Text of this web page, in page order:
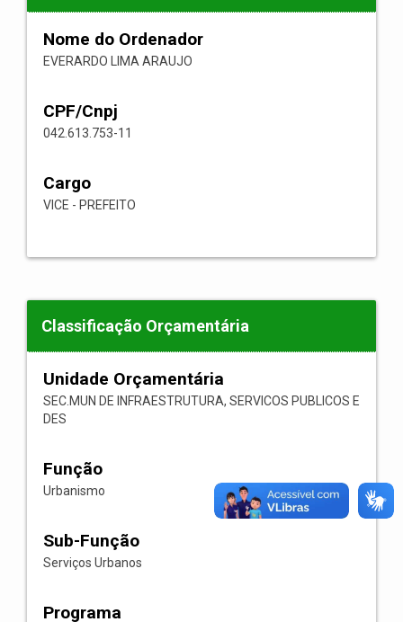
Nome do Ordenador
EVERARDO LIMA ARAUJO
CPF/Cnpj
042.613.753-11
Cargo
VICE - PREFEITO
Classificação Orçamentária
Unidade Orçamentária
SEC.MUN DE INFRAESTRUTURA, SERVICOS PUBLICOS E
DES
Função
Urbanismo
Sub-Função
Serviços Urbanos
Programa